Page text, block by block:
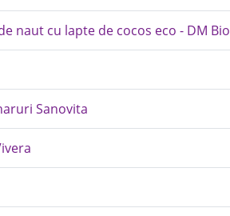
naut cu lapte de cocos eco - DM Bio
Sanovita